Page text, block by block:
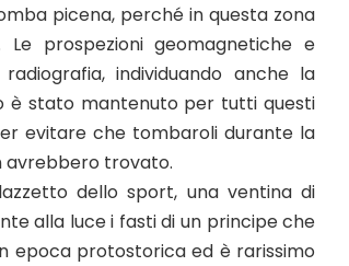
picena, perché in questa zona
prospezioni geomagnetiche e
individuando anche la
è stato mantenuto per tutti questi
evitare che tombaroli durante la
avrebbero trovato.
dello sport, una ventina di
alla luce i fasti di un principe che
epoca protostorica ed è rarissimo